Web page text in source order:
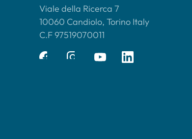
Viale della Ricerca 7
10060 Candiolo, Torino Italy
C.F 97519070011